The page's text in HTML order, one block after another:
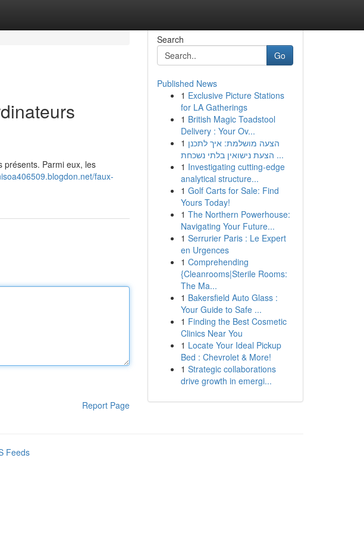
présents. Parmi eux, les
faux-
Report Page
Search
Go
Published News
1 Exclusive Picture Stations
for LA Gatherings
1 British Magic Toadstool
Delivery : Your Ov...
1 הצעה מושלמת: איך לתכנן
הצעת נישואין בלתי נשכחת ...
1 Investigating cutting-edge
analytical structure...
1 Golf Carts for Sale: Find
Yours Today!
1 The Northern Powerhouse:
Navigating Your Future...
1 Serrurier Paris : Le Expert
en Urgences
1 Comprehending
{Cleanrooms|Sterile Rooms:
The Ma...
1 Bakersfield Auto Glass :
Your Guide to Safe ...
1 Finding the Best Cosmetic
Clinics Near You
1 Locate Your Ideal Pickup
Bed : Chevrolet & More!
1 Strategic collaborations
drive growth in emergi...
Feeds